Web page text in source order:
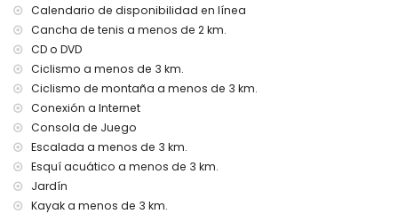
Instalaciones y servicios incluidos en el precio del alquiler
de la villa
plancha y tabla de planchar
ropa de cama y toallas
servicio de recepción y servicio de emergencia 24 horas
consola de juegos (Xbox)
calefacción por aire y aire acondicionado
Instalaciones y servicios con coste adicional
servicio de aeropuerto
Calendario de disponibilidad en línea
Cancha de tenis a menos de 2 km.
CD o DVD
Ciclismo a menos de 3 km.
Ciclismo de montaña a menos de 3 km.
Conexión a Internet
Consola de Juego
Escalada a menos de 3 km.
Esquí acuático a menos de 3 km.
Jardín
Kayak a menos de 3 km.